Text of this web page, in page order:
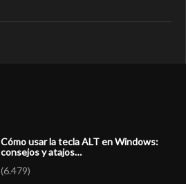
Cómo usar la tecla ALT en Windows:
consejos y atajos…
(6.479)